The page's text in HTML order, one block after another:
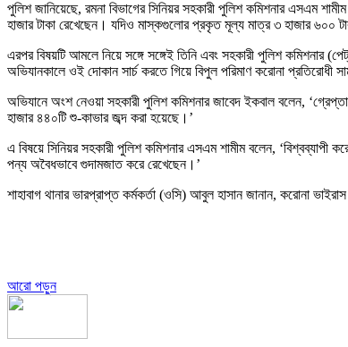
পুলিশ জানিয়েছে, রমনা বিভাগের সিনিয়র সহকারী পুলিশ কমিশনার এসএম
হাজার টাকা রেখেছেন। যদিও মাস্কগুলোর প্রকৃত মূল্য মাত্র ৩ হাজার ৬০০
এরপর বিষয়টি আমলে নিয়ে সঙ্গে সঙ্গেই তিনি এবং সহকারী পুলিশ কমিশনার
অভিযানকালে ওই দোকান সার্চ করতে গিয়ে বিপুল পরিমাণ করোনা প্রতিরোধী
অভিযানে অংশ নেওয়া সহকারী পুলিশ কমিশনার জাবেদ ইকবাল বলেন,
হাজার ৪৪০টি শু-কাভার জব্দ করা হয়েছে।’
এ বিষয়ে সিনিয়র সহকারী পুলিশ কমিশনার এসএম শামীম বলেন,
পন্য অবৈধভাবে গুদামজাত করে রেখেছেন।’
শাহাবাগ থানার ভারপ্রাপ্ত কর্মকর্তা (ওসি) আবুল হাসান জানান, করোনা
আরো পড়ুন